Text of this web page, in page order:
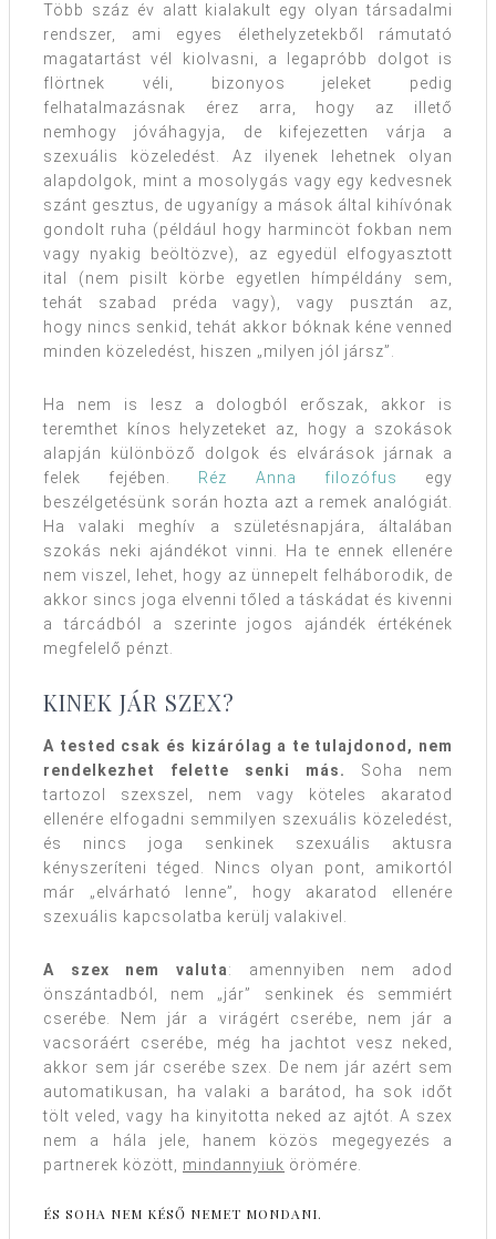
Több száz év alatt kialakult egy olyan társadalmi
rendszer, ami egyes élethelyzetekből rámutató
magatartást vél kiolvasni, a legapróbb dolgot is
flörtnek véli, bizonyos jeleket pedig
felhatalmazásnak érez arra, hogy az illető
nemhogy jóváhagyja, de kifejezetten várja a
szexuális közeledést. Az ilyenek lehetnek olyan
alapdolgok, mint a mosolygás vagy egy kedvesnek
szánt gesztus, de ugyanígy a mások által kihívónak
gondolt ruha (például hogy harmincöt fokban nem
vagy nyakig beöltözve), az egyedül elfogyasztott
ital (nem pisilt körbe egyetlen hímpéldány sem,
tehát szabad préda vagy), vagy pusztán az,
hogy nincs senkid, tehát akkor bóknak kéne venned
minden közeledést, hiszen „milyen jól jársz”.
Ha nem is lesz a dologból erőszak, akkor is
teremthet kínos helyzeteket az, hogy a szokások
alapján különböző dolgok és elvárások járnak a
felek fejében. Réz Anna filozófus
egy
beszélgetésünk során hozta azt a remek analógiát.
Ha valaki meghív a születésnapjára, általában
szokás neki ajándékot vinni. Ha te ennek ellenére
nem viszel, lehet, hogy az ünnepelt felháborodik, de
akkor sincs joga elvenni tőled a táskádat és kivenni
a tárcádból a szerinte jogos ajándék értékének
megfelelő pénzt.
KINEK JÁR SZEX?
A tested csak és kizárólag a te tulajdonod, nem
rendelkezhet felette senki más.
Soha nem
tartozol szexszel, nem vagy köteles akaratod
ellenére elfogadni semmilyen szexuális közeledést,
és nincs joga senkinek szexuális aktusra
kényszeríteni téged. Nincs olyan pont, amikortól
már „elvárható lenne”, hogy akaratod ellenére
szexuális kapcsolatba kerülj valakivel.
A szex nem valuta: amennyiben nem adod
önszántadból, nem „jár” senkinek és semmiért
cserébe. Nem jár a virágért cserébe, nem jár a
vacsoráért cserébe, még ha jachtot vesz neked,
akkor sem jár cserébe szex. De nem jár azért sem
automatikusan, ha valaki a barátod, ha sok időt
tölt veled, vagy ha kinyitotta neked az ajtót. A szex
nem a hála jele, hanem közös megegyezés a
partnerek között, mindannyiuk örömére.
ÉS SOHA NEM KÉSŐ NEMET MONDANI.